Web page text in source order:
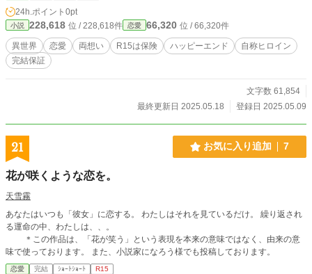
24h.ポイント 0pt
小説 228,618 位 / 228,618件 恋愛 66,320 位 / 66,320件
異世界 恋愛 両想い R15は保険 ハッピーエンド
自称ヒロイン
完結保証
文字数 61,854
最終更新日 2025.05.18
登録日 2025.05.09
21 お気に入り追加 7
花が咲くような恋を。
天雪霧
あなたはいつも「彼女」に恋する。 わたしはそれを見ているだけ。 繰り返され
る運命の中、わたしは、、。
＊この作品は、「花が笑う」という表現を本来の意味ではなく、由来の意
味で使っております。 また、小説家になろう様でも投稿しております。
恋愛 完結 ｼｮｰﾄｼｮｰﾄ R15